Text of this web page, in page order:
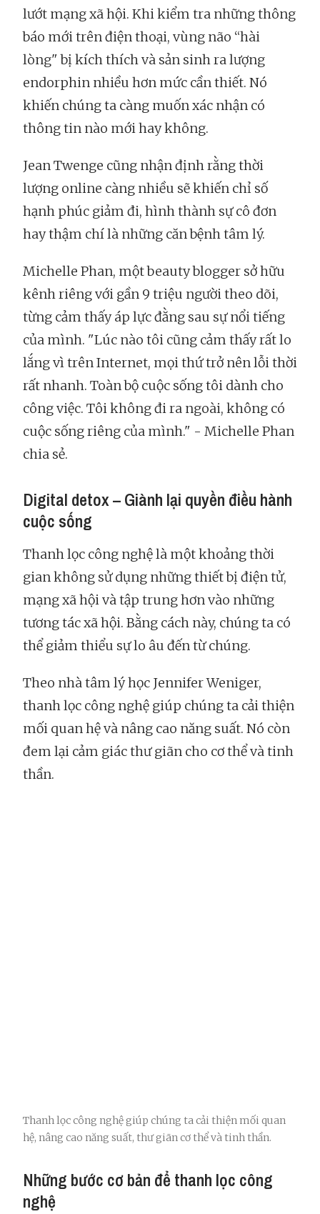
lướt mạng xã hội. Khi kiểm tra những thông
báo mới trên điện thoại, vùng não “hài
lòng" bị kích thích và sản sinh ra lượng
endorphin nhiều hơn mức cần thiết. Nó
khiến chúng ta càng muốn xác nhận có
thông tin nào mới hay không.
Jean Twenge cũng nhận định rằng thời
lượng online càng nhiều sẽ khiến chỉ số
hạnh phúc giảm đi, hình thành sự cô đơn
hay thậm chí là những căn bệnh tâm lý.
Michelle Phan, một beauty blogger sở hữu
kênh riêng với gần 9 triệu người theo dõi,
từng cảm thấy áp lực đằng sau sự nổi tiếng
của mình. "Lúc nào tôi cũng cảm thấy rất lo
lắng vì trên Internet, mọi thứ trở nên lỗi thời
rất nhanh. Toàn bộ cuộc sống tôi dành cho
công việc. Tôi không đi ra ngoài, không có
cuộc sống riêng của mình." - Michelle Phan
chia sẻ.
Digital detox – Giành lại quyền điều hành
cuộc sống
Thanh lọc công nghệ là một khoảng thời
gian không sử dụng những thiết bị điện tử,
mạng xã hội và tập trung hơn vào những
tương tác xã hội. Bằng cách này, chúng ta có
thể giảm thiểu sự lo âu đến từ chúng.
Theo nhà tâm lý học Jennifer Weniger,
thanh lọc công nghệ giúp chúng ta cải thiện
mối quan hệ và nâng cao năng suất. Nó còn
đem lại cảm giác thư giãn cho cơ thể và tinh
thần.
Thanh lọc công nghệ giúp chúng ta cải thiện mối quan
hệ, nâng cao năng suất, thư giãn cơ thể và tinh thần.
Những bước cơ bản để thanh lọc công
nghệ